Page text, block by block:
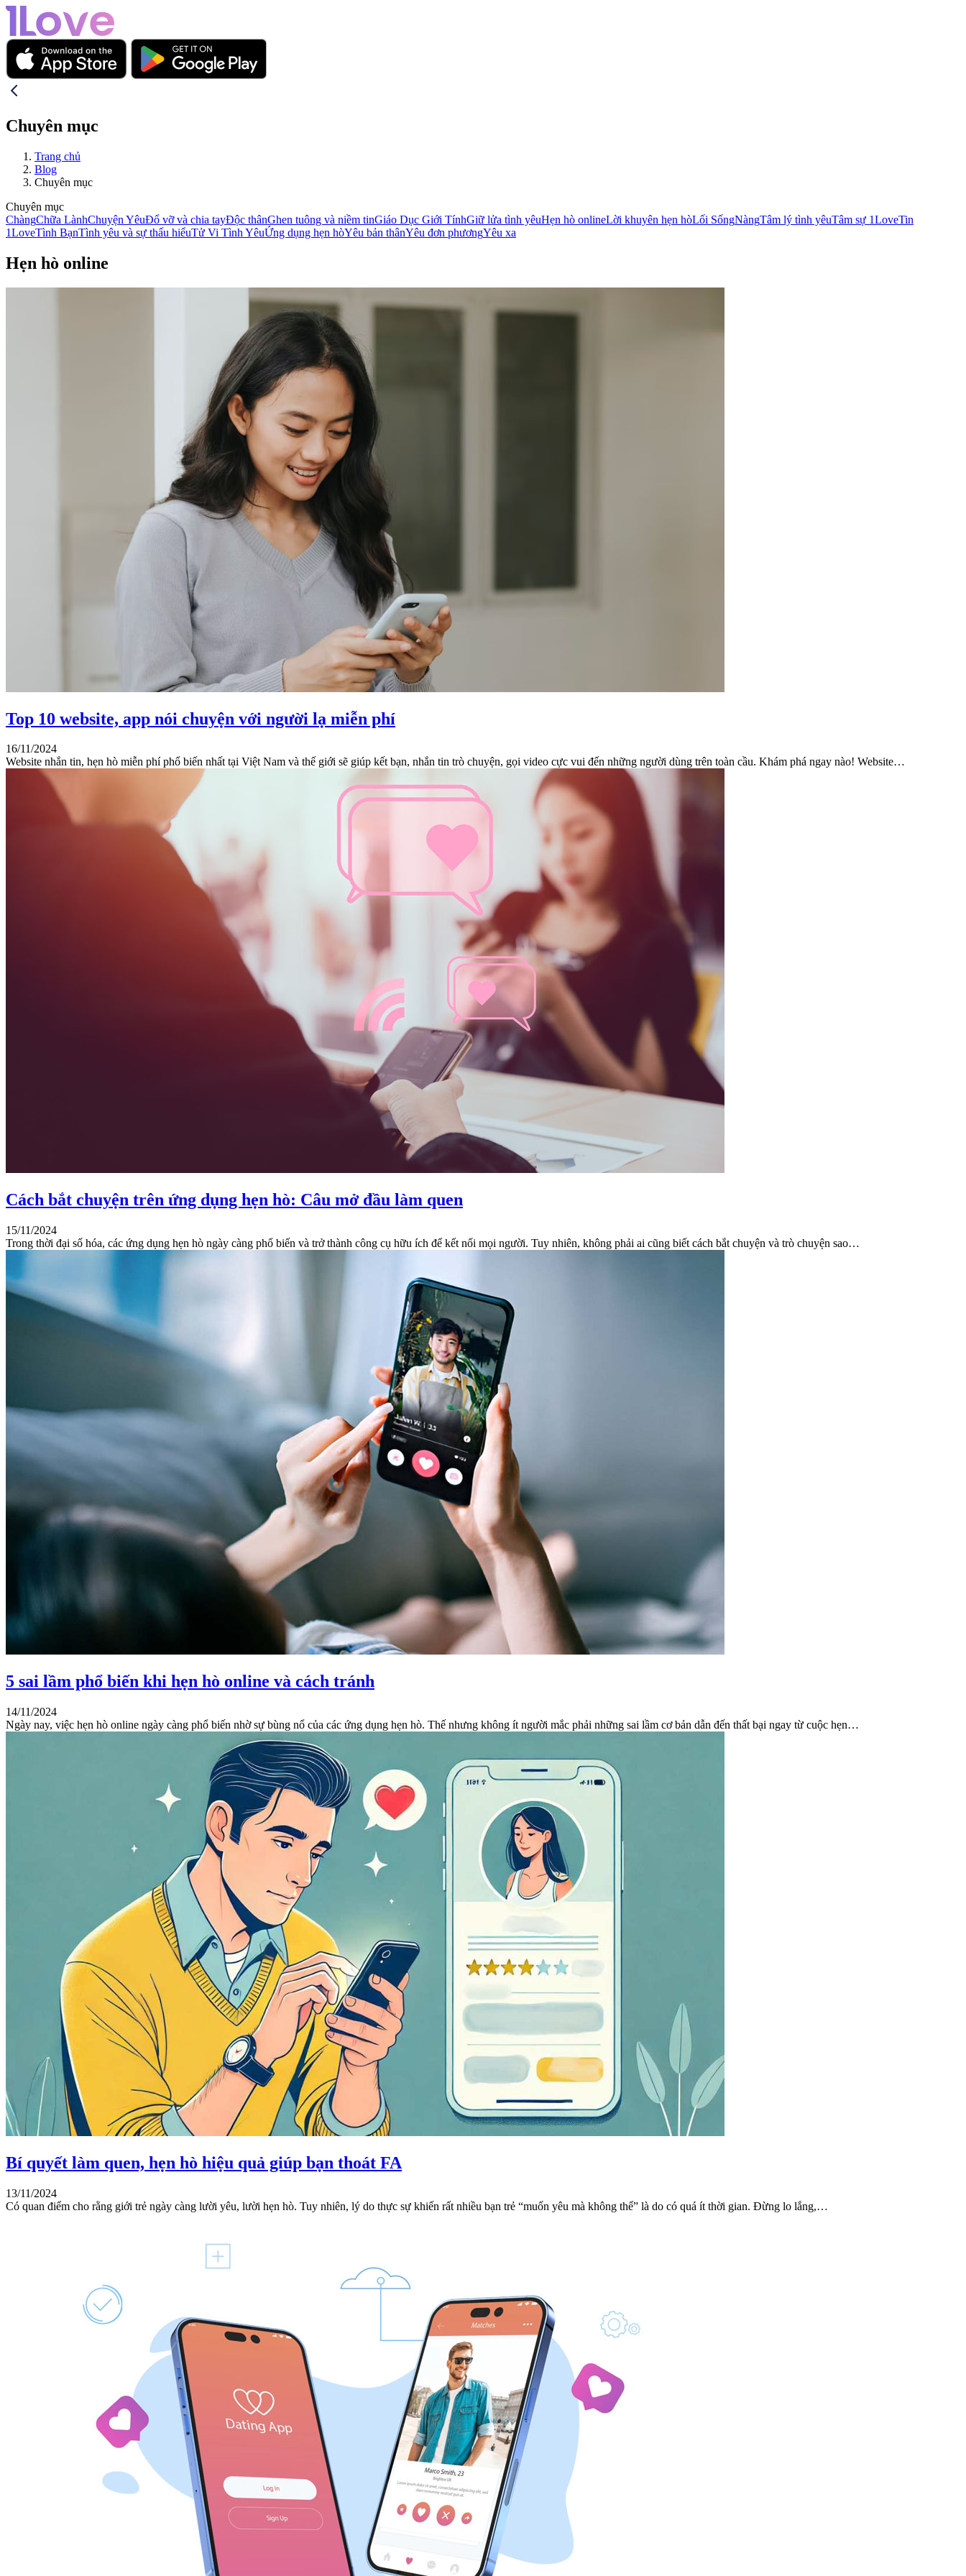
Chuyên mục
Trang chủ
Blog
Chuyên mục
Chuyên mục
ChàngChữa LànhChuyện YêuĐổ vỡ và chia tayĐộc thânGhen tuông và niềm tinGiáo Dục Giới TínhGiữ lửa tình yêuHẹn hò onlineLời khuyên hẹn hòLối SốngNàngTâm lý tình yêuTâm sự 1LoveTin
1LoveTình BạnTình yêu và sự thấu hiểuTử Vi Tình YêuỨng dụng hẹn hòYêu bản thânYêu đơn phươngYêu xa
Hẹn hò online
Top 10 website, app nói chuyện với người lạ miễn phí
16/11/2024
Website nhắn tin, hẹn hò miễn phí phổ biến nhất tại Việt Nam và thế giới sẽ giúp kết bạn, nhắn tin trò chuyện, gọi video cực vui đến những người dùng trên toàn cầu. Khám phá ngay nào! Website…
Cách bắt chuyện trên ứng dụng hẹn hò: Câu mở đầu làm quen
15/11/2024
Trong thời đại số hóa, các ứng dụng hẹn hò ngày càng phổ biến và trở thành công cụ hữu ích để kết nối mọi người. Tuy nhiên, không phải ai cũng biết cách bắt chuyện và trò chuyện sao…
5 sai lầm phổ biến khi hẹn hò online và cách tránh
14/11/2024
Ngày nay, việc hẹn hò online ngày càng phổ biến nhờ sự bùng nổ của các ứng dụng hẹn hò. Thế nhưng không ít người mắc phải những sai lầm cơ bản dẫn đến thất bại ngay từ cuộc hẹn…
Bí quyết làm quen, hẹn hò hiệu quả giúp bạn thoát FA
13/11/2024
Có quan điểm cho rằng giới trẻ ngày càng lười yêu, lười hẹn hò. Tuy nhiên, lý do thực sự khiến rất nhiều bạn trẻ “muốn yêu mà không thể” là do có quá ít thời gian. Đừng lo lắng,…